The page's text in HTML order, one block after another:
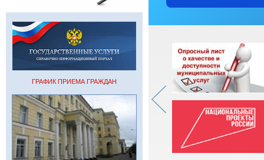
ГРАФИК ПРИЕМА ГРАЖДАН